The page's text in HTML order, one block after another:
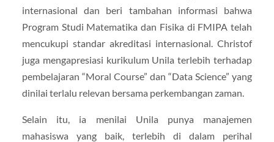
internasional dan beri tambahan informasi bahwa
Program Studi Matematika dan Fisika di FMIPA telah
mencukupi standar akreditasi internasional. Christof
juga mengapresiasi kurikulum Unila terlebih terhadap
pembelajaran “Moral Course” dan “Data Science” yang
dinilai terlalu relevan bersama perkembangan zaman.
Selain itu, ia menilai Unila punya manajemen
mahasiswa yang baik, terlebih di dalam perihal